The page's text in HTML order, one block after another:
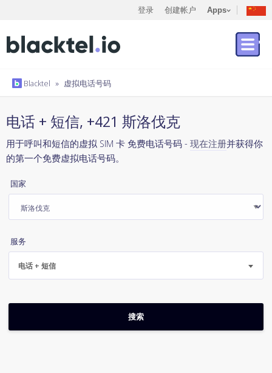
登录 创建帐户 Apps
Blacktel » 虚拟电话号码
电话 + 短信, +421 斯洛伐克
用于呼叫和短信的虚拟 SIM 卡 免费电话号码 - 现在注册并获得你
的第一个免费虚拟电话号码。
国家
服务
电话 + 短信